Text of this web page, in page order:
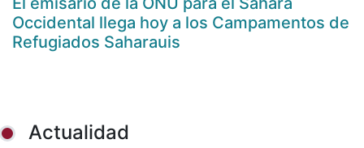
Occidental llega hoy a los Campamentos de
Refugiados Saharauis
Actualidad